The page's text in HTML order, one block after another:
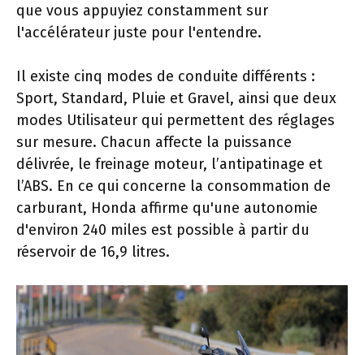
que vous appuyiez constamment sur
l'accélérateur juste pour l'entendre.
Il existe cinq modes de conduite différents :
Sport, Standard, Pluie et Gravel, ainsi que deux
modes Utilisateur qui permettent des réglages
sur mesure. Chacun affecte la puissance
délivrée, le freinage moteur, l’antipatinage et
l’ABS. En ce qui concerne la consommation de
carburant, Honda affirme qu'une autonomie
d'environ 240 miles est possible à partir du
réservoir de 16,9 litres.